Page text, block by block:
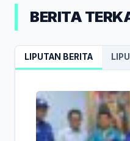
BERITA
LIPUTAN BERITA